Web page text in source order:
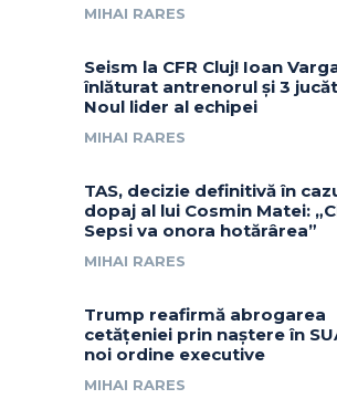
MIHAI RARES
Seism la CFR Cluj! Ioan
înlăturat antrenorul și 3
Noul lider al echipei
MIHAI RARES
TAS, decizie definitivă în
dopaj al lui Cosmin Matei:
Sepsi va onora hotărârea”
MIHAI RARES
Trump reafirmă abrogarea
cetățeniei prin naștere în
noi ordine executive
MIHAI RARES